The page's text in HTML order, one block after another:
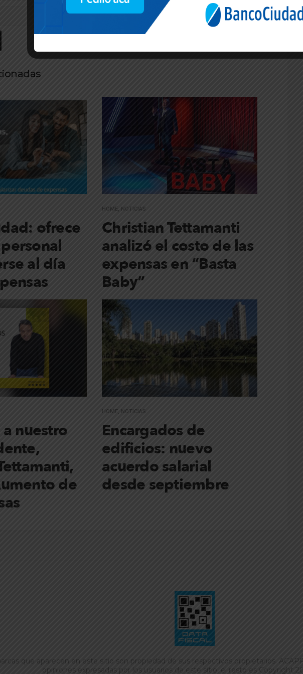
ofrece
al día
HOME, NOTICIAS
Christian Tettamanti
analizó el costo de las
expensas en “Basta
Baby”
nuestro
de
HOME NOTICIAS
Encargados de
edificios: nuevo
acuerdo salarial
desde septiembre
que aparecen en este sitio son propiedad de sus respectivos propietarios.
opiniones expresadas por los usuarios de este sitio, el resto es Copyright